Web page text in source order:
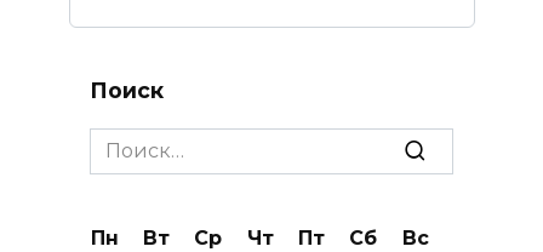
Поиск
Search
for:
Пн Вт Ср Чт Пт Сб
Вс